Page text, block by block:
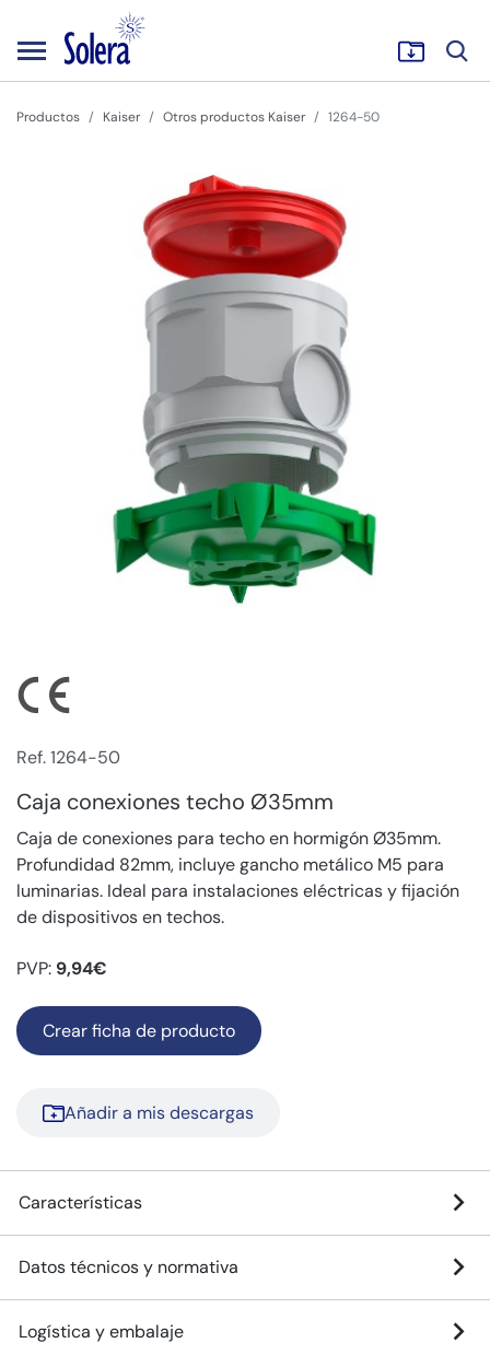
Productos Kaiser Otros productos Kaiser 1264-50
Ref. 1264-50
Caja conexiones techo Ø35mm
Caja de conexiones para techo en hormigón Ø35mm.
Profundidad 82mm, incluye gancho metálico M5 para
luminarias. Ideal para instalaciones eléctricas y fijación
de dispositivos en techos.
PVP: 9,94€
Crear ficha de producto
Añadir a mis descargas
Características
Datos técnicos y normativa
Logística y embalaje